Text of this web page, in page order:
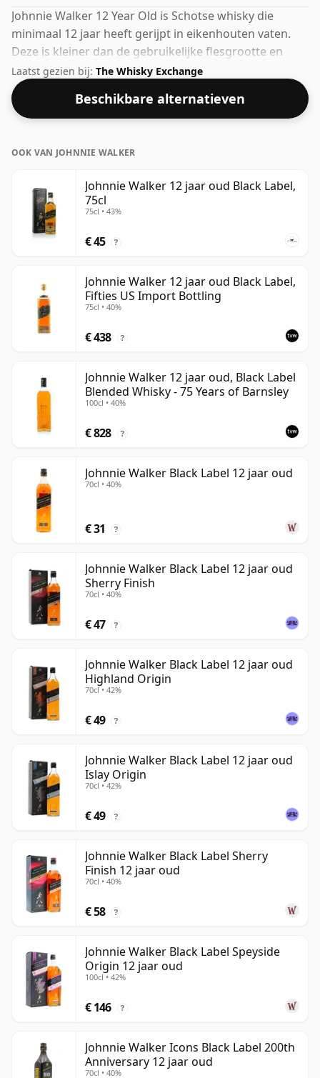
Johnnie Walker 12 Year Old is Schotse whisky die
minimaal 12 jaar heeft gerijpt in eikenhouten vaten.
Deze is kleiner dan de gebruikelijke flesgrootte en
wordt geleverd in een vat van 35 cl, gebotteld op 40%.
Laatst gezien bij: The Whisky Exchange
Beschikbare alternatieven
OOK VAN JOHNNIE WALKER
Johnnie Walker 12 jaar oud Black Label,
75cl
75cl • 43%
€ 45 ?
Johnnie Walker 12 jaar oud Black Label,
Fifties US Import Bottling
75cl • 40%
€ 438 ?
Johnnie Walker 12 jaar oud, Black Label
Blended Whisky - 75 Years of Barnsley
100cl • 40%
€ 828 ?
Johnnie Walker Black Label 12 jaar oud
70cl • 40%
€ 31 ?
Johnnie Walker Black Label 12 jaar oud
Sherry Finish
70cl • 40%
€ 47 ?
Johnnie Walker Black Label 12 jaar oud
Highland Origin
70cl • 42%
€ 49 ?
Johnnie Walker Black Label 12 jaar oud
Islay Origin
70cl • 42%
€ 49 ?
Johnnie Walker Black Label Sherry
Finish 12 jaar oud
70cl • 40%
€ 58 ?
Johnnie Walker Black Label Speyside
Origin 12 jaar oud
100cl • 42%
€ 146 ?
Johnnie Walker Icons Black Label 200th
Anniversary 12 jaar oud
70cl • 40%